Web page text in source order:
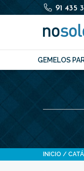
91 435
GEMELOS
INICIO